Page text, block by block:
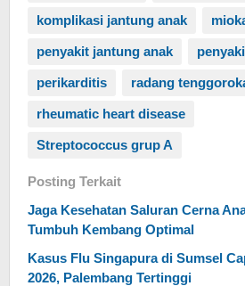
komplikasi jantung anak
penyakit jantung anak
perikarditis radang
rheumatic heart disease
Streptococcus grup A
Posting Terkait
Jaga Kesehatan Saluran Cerna
Tumbuh Kembang Optimal
Kasus Flu Singapura di Sumsel
2026, Palembang Tertinggi